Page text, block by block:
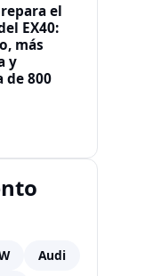
el
EX40:
más
y
de 800
Audi